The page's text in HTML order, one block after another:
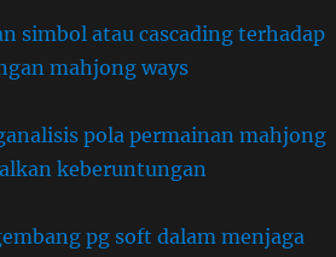
simbol atau cascading terhadap
mahjong ways
pola permainan mahjong
keberuntungan
pg soft dalam menjaga